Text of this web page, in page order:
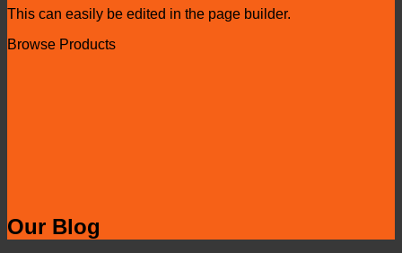
This can easily be edited in the page builder.
Browse Products
Our Blog